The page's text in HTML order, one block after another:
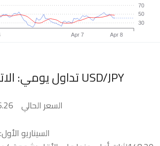
‏USD/JPY تداول يومي: الاتجاه العام صاعد
السعر الحالي 146.26
السيناريو الأول: